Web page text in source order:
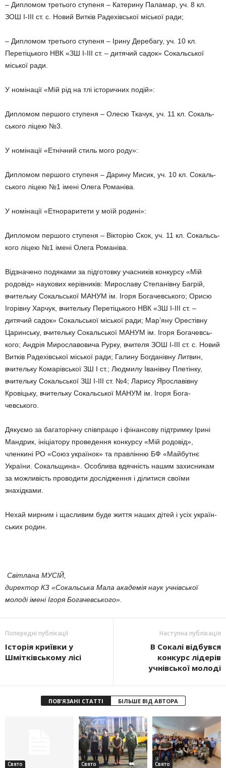
– Дипломом третього ступеня – Катерину Паламар, уч. 8 кл.
ЗОШ І-ІІІ ст. с. Новий Витків Радехівської міської ради;
– Дипломом третього ступеня – Ірину Деребагу, уч. 10 кл.
Перетіць­кого НВК «ЗШ І-ІІІ ст. – дитячий садок» Сокальської
міської ради.
У номінації «Мій рід на тлі істо­ричних подій»:
Дипломом першого ступеня – Олесю Ткачук, уч. 11 кл. Сокаль­
ського ліцею №3.
У номінації «Етнічний стиль мого роду»:
Дипломом першого ступеня – Дарину Мисик, уч. 10 кл. Сокаль­
ського ліцею №1 імені Олега Ро­маніва.
У номінації «Етнораритети у моїй родині»:
Дипломом першого ступеня – Вікторію Скок, уч. 11 кл. Сокальсь­
кого ліцею №1 імені Олега Рома­ніва.
Відзначено подяками за підготов­ку учасників конкурсу «Мій
родо­від» наукових керівників: Мирос­лаву Степанівну Багрій,
вчительку Сокальської МАНУМ ім. Ігоря Богачевського; Орисю
Ігорівну Харчук, вчительку Перетіцького НВК «ЗШ І-ІІІ ст. –
дитячий садок» Сокаль­ської міської ради; Мар’яну Орес­тівну
Царинську, вчительку Сокаль­ської МАНУМ ім. Ігоря Богачевсь-
кого; Андрія Мирославовича Рурку, вчителя ЗОШ І-ІІІ ст. с. Новий
Витків Радехівської міської ради; Галину Богданівну Литвин,
вчительку Ко­марівської ЗШ I ст.; Людмилу Іва­нівну Плетінку,
вчительку Сокаль­ської ЗШ І-ІІІ ст. №4; Ларису Ярославівну
Кровіцьку, вчительку Со­кальської МАНУМ ім. Ігоря Бога­
чевського.
Дякуємо за багаторічну співпра­цю і фінансову підтримку Ірині
Мандрик, ініціатору проведення конкурсу «Мій родовід»,
членкині РО «Союз українок» та правлінню БФ «Майбутнє
України. Сокальщи­на». Особлива вдячність нашим захисникам
за можливість прово­дити дослідження і ділитися своїми
знахідками.
Нехай мирним і щасливим буде життя наших дітей і усіх україн­
ських родин.
Світлана МУСІЙ,
директор КЗ «Сокальська Мала академія наук учнівської
молоді імені Ігоря Богачевського».
Попередні публікації
Історія криївки у
Шмітківському лісі
Наступна публікація
В Сокалі від­бувся
конкурс ліде­рів
учнівської молоді
ПОВ'ЯЗАНІ СТАТТІ БІЛЬШЕ ВІД АВТОРА
Свято Свято Свято